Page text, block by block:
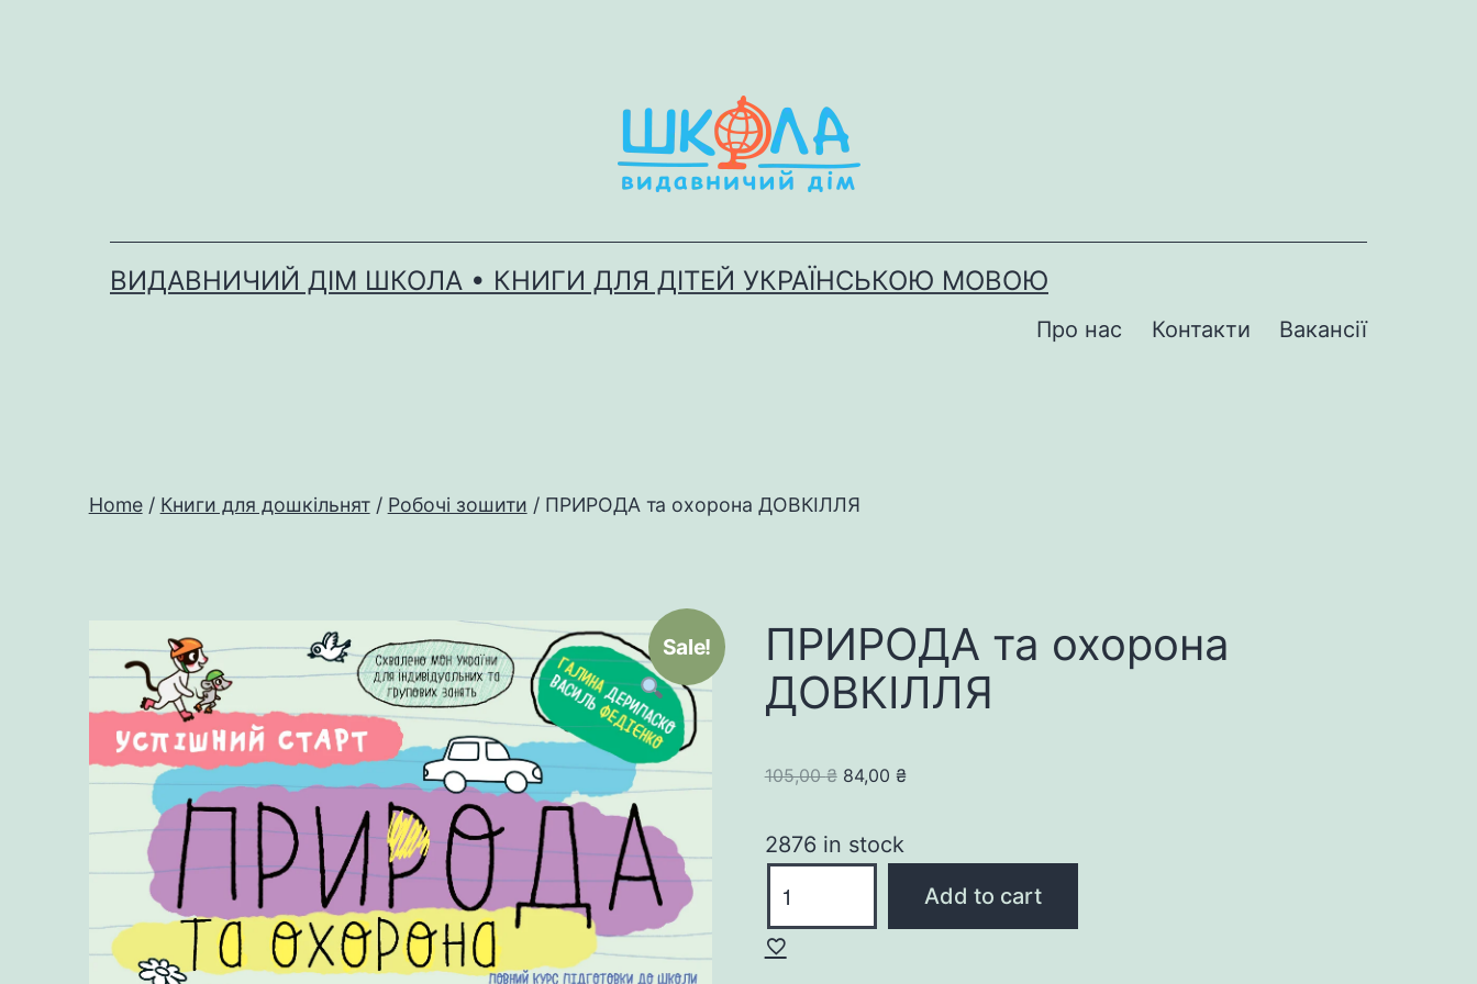
ВИДАВНИЧИЙ ДІМ ШКОЛА • КНИГИ ДЛЯ ДІТЕЙ УКРАЇНСЬКОЮ МОВОЮ
Про нас Контакти Вакансії
Home/ Книги для дошкільнят/ Робочі зошити / ПРИРОДА та охорона ДОВКІЛЛЯ
Sale!
ПРИРОДА та охорона
ДОВКІЛЛЯ
105,00₴ Original
was:
105,00 ₴.
84,00 ₴Current
84,00 ₴.
2876 in stock
охорона
Add to cart